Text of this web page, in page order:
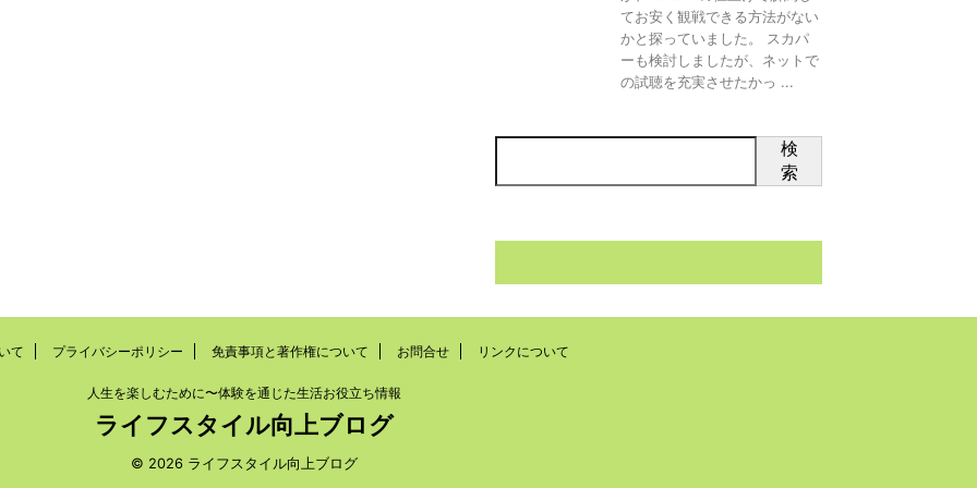
てお安く観戦できる方法がない
かと探っていました。 スカパ
ーも検討しましたが、ネットで
の試聴を充実させたかっ ...
検
索
て プライバシーポリシー 免責事項と著作権について お問合せ リンクについて
人生を楽しむために〜体験を通じた生活お役立ち情報
ライフスタイル向上ブログ
© 2026 ライフスタイル向上ブログ